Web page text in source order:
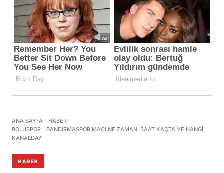
ANA SAYFA
HABER
BOLUSPOR - BANDIRMASPOR MAÇI NE ZAMAN, SAAT KAÇTA VE HANGI
KANALDA?
HABER